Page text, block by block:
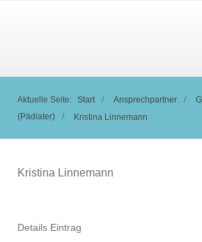
Aktuelle Seite: Start Ansprechpartner
(Pädiater)
Kristina Linnemann
Kristina Linnemann
Details Eintrag